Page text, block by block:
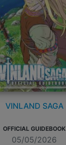
VINLAND SAGA
OFFICIAL GUIDEBOOK
05/05/2026